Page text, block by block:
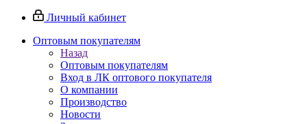
Личный кабинет
Оптовым покупателям
Назад
Оптовым покупателям
Вход в ЛК оптового покупателя
О компании
Производство
Новости